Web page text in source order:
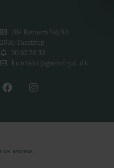
Ole Rømers Vej 60
2630 Taastrup
30 82 76 30
kontakt@garnfryd.dk
CVR: 43313622